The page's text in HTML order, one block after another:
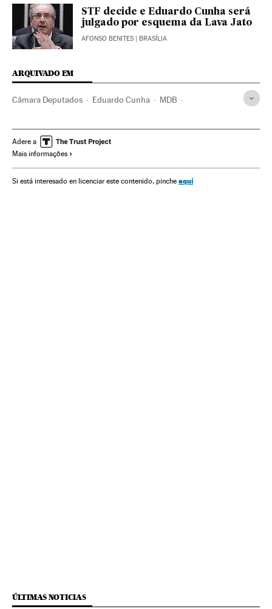
STF decide e Eduardo Cunha será
julgado por esquema da Lava Jato
AFONSO BENITES | BRASÍLIA
ARQUIVADO EM
Câmara Deputados Eduardo Cunha MDB
Investigação policial Congresso Nacional
Financiamento ilegal
Corrupção política Caixa dois Brasil Parlamento
Adere a
Mais informações
Si está interesado en licenciar este contenido, pinche aquí
ÚLTIMAS NOTICIAS